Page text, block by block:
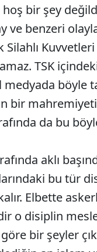
bir şey
ve benzeri
TSK
böyle
bir mahremiyeti
da bu
aklı
bu tür
Elbette
o disiplin
bir şeyler